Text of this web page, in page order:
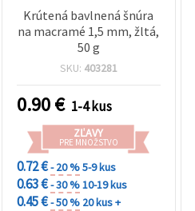
Krútená bavlnená šnúra
na macramé 1,5 mm, žltá,
50 g
SKU: 403281
0.90€ 1-4 kus
ZĽAVY
PRE MNOŽSTVO
0.72 €- 20 %5-9 kus
0.63 €- 30 %10-19 kus
0.45 €- 50 % 20 kus +